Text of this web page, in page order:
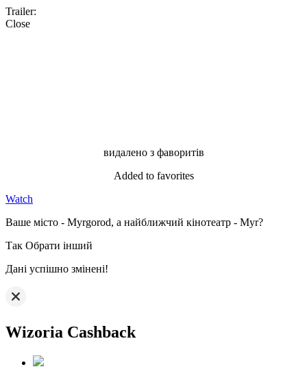
Trailer:
Close
видалено з фаворитів
Added to favorites
Watch
Ваше місто - Myrgorod, а найближчий кінотеатр - Myr?
Так Обрати інший
Дані успішно змінені!
Wizoria Cashback